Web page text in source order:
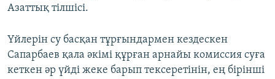
Азаттық тілшісі.
Үйлерін су басқан тұрғындармен кездескен
Сапарбаев қала әкімі құрған арнайы комиссия суға
кеткен әр үйді жеке барып тексеретінін, ең бірінші